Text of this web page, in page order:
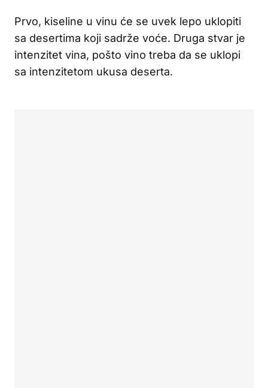
Prvo, kiseline u vinu će se uvek lepo uklopiti
sa desertima koji sadrže voće. Druga stvar je
intenzitet vina, pošto vino treba da se uklopi
sa intenzitetom ukusa deserta.